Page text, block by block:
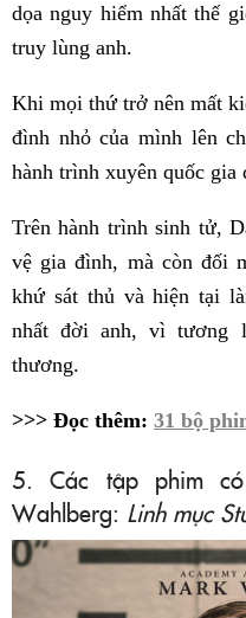
dọa nguy hiểm nhất thế
truy lùng anh.
Khi mọi thứ trở nên mất
đình nhỏ của mình lên
hành trình xuyên quốc gia
Trên hành trình sinh tử,
vệ gia đình, mà còn đối
khứ sát thủ và hiện tại
nhất đời anh, vì tương
thương.
>>> Đọc thêm: 31 bộ
5. Các tập phim
Wahlberg: Linh mục